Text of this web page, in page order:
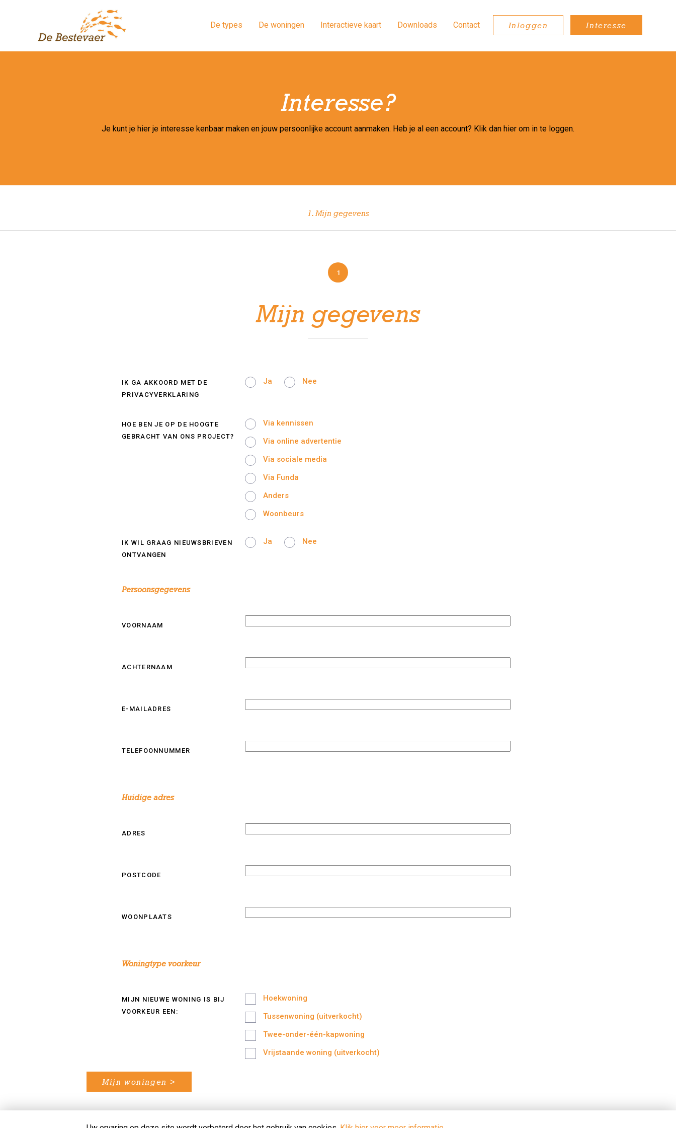
Inloggen Interesse
De types De woningen Interactieve kaart Downloads Contact
Interesse?
Je kunt je hier je interesse kenbaar maken en jouw persoonlijke account aanmaken. Heb je al een account? Klik dan hier om in te loggen.
1. Mijn gegevens
1
Mijn gegevens
IK GA AKKOORD MET DE
PRIVACYVERKLARING
Ja Nee
HOE BEN JE OP DE HOOGTE
GEBRACHT VAN ONS PROJECT?
Via kennissen
Via online advertentie
Via sociale media
Via Funda
Anders
Woonbeurs
IK WIL GRAAG NIEUWSBRIEVEN
ONTVANGEN
Ja Nee
Persoonsgegevens
VOORNAAM
ACHTERNAAM
E-MAILADRES
TELEFOONNUMMER
Huidige adres
ADRES
POSTCODE
WOONPLAATS
Woningtype voorkeur
MIJN NIEUWE WONING IS BIJ
VOORKEUR EEN:
Hoekwoning
Tussenwoning (uitverkocht)
Twee-onder-één-kapwoning
Vrijstaande woning (uitverkocht)
Mijn woningen >